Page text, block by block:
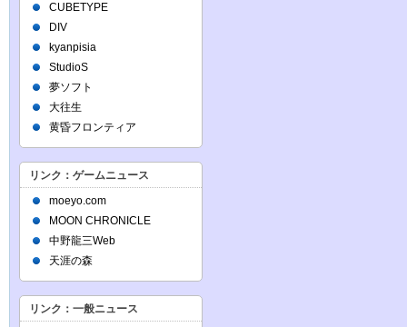
CUBETYPE
DIV
kyanpisia
StudioS
夢ソフト
大往生
黄昏フロンティア
リンク：ゲームニュース
moeyo.com
MOON CHRONICLE
中野龍三Web
天涯の森
リンク：一般ニュース